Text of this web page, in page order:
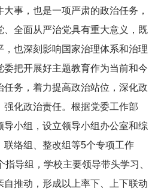
事，也是一项严肃的政治任务，
、全面从严治党具有重大意义，既
，也深刻影响国家治理体系和治理
把开展好主题教育作为当前和今
任务，着力提高政治站位，深化政
化政治责任。根据党委工作部
小组，设立领导小组办公室和综
联络组、整改组等5个专项工作
导组，学校主要领导带头学习、
推动，形成以上率下、上下联动